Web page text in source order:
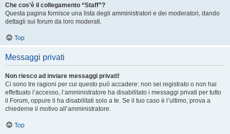
Che cos’è il collegamento “Staff”?
Questa pagina fornisce una lista degli amministratori e dei moderatori, dando
dettagli sui forum da loro moderati.
Top
Messaggi privati
Non riesco ad inviare messaggi privati!
Ci sono tre ragioni per cui questo può accadere: non sei registrato o non hai
effettuato l’accesso, l’amministratore ha disabilitato i messaggi privati per tutto
il Forum, oppure li ha disabilitati solo a te. Se il tuo caso è l’ultimo, prova a
chiederne il motivo all’amministratore.
Top